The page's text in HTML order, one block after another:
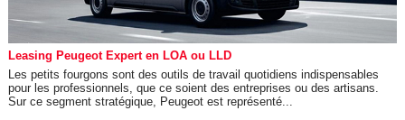
Leasing Peugeot Expert en LOA ou LLD
Les petits fourgons sont des outils de travail quotidiens indispensables
pour les professionnels, que ce soient des entreprises ou des artisans.
Sur ce segment stratégique, Peugeot est représenté...